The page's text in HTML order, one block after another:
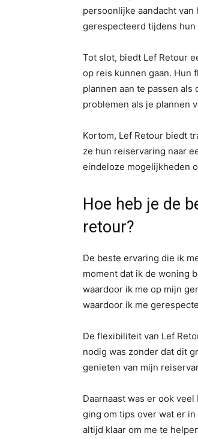
persoonlijke aandacht
gerespecteerd tijdens hun
Tot slot, biedt Lef Retour
op reis kunnen gaan. Hun
plannen aan te passen
problemen als je plannen
Kortom, Lef Retour biedt
ze hun reiservaring naar
eindeloze mogelijkheden
Hoe heb je de
retour?
De beste ervaring die ik
moment dat ik de woning
waardoor ik me op mijn
waardoor ik me
De flexibiliteit van Lef
nodig was zonder dat dit
genieten van mijn
Daarnaast was er ook
ging om tips over wat er
altijd klaar om me te